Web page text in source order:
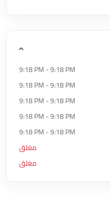
9:18 PM - 9:18 PM
9:18 PM - 9:18 PM
9:18 PM - 9:18 PM
9:18 PM - 9:18 PM
9:18 PM - 9:18 PM
مغلق
مغلق